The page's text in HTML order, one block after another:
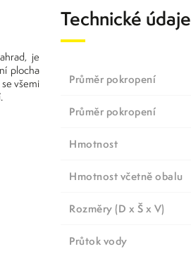
je
plocha
všemi
Technické údaje
Průměr pokropení
Průměr pokropení
Hmotnost
Hmotnost včetně obalu
Rozměry (D x Š x V)
Průtok vody